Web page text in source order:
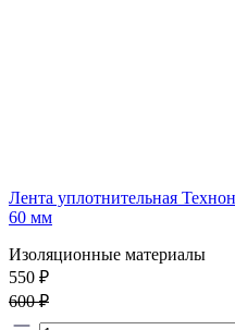
Лента уплотнительная
60 мм
Изоляционные материалы
550 ₽
600 ₽